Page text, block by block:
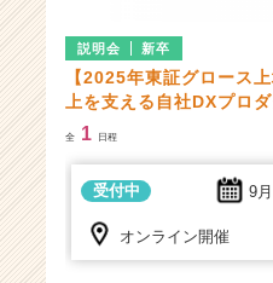
ス
カ
く
説明会 新卒
【2025年東証グロース
上を支える自社DXプロ
全 1 日程
9
受付中
オンライン開催